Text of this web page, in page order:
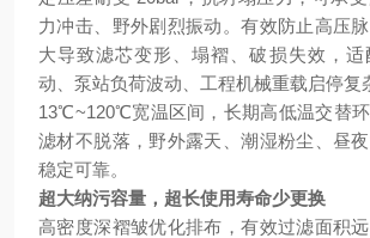
力冲击、野外剧烈振动。有效防止高压
大导致滤芯变形、塌褶、破损失效，适
动、泵站负荷波动、工程机械重载启停复
13℃~120℃宽温区间，长期高低温交替环
滤材不脱落，野外露天、潮湿粉尘、昼
稳定可靠。
超大纳污容量，超长使用寿命少更换
高密度深褶皱优化排布，有效过滤面积